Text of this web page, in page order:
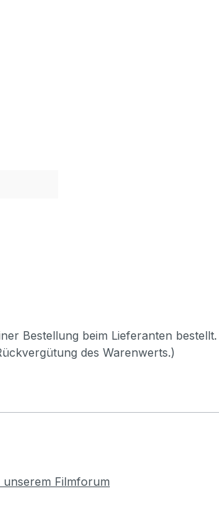
Bestellung beim Lieferanten
des Warenwerts.)
Filmforum